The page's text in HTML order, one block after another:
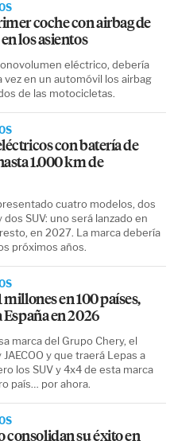
coche con airbag de
los asientos
eléctrico, debería
en un automóvil los airbag
de las motocicletas.
con batería de
1.000 km de
cuatro modelos, dos
SUV: uno será lanzado en
en 2027. La marca debería
próximos años.
en 100 países,
en 2026
marca del Grupo Chery, el
y que traerá Lepas a
los SUV y 4x4 de esta marca
país… por ahora.
consolidan su éxito en